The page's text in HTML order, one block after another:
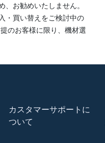
お勧めいたしません。
・買い替えをご検討中の
のお客様に限り、機材選
カスタマーサポートに
ついて